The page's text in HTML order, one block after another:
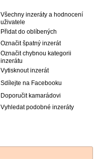
Všechny inzeráty a hodnocení
uživatele
Přidat do oblíbených
Označit špatný inzerát
Označit chybnou kategorii
inzerátu
Vytisknout inzerát
Sdílejte na Facebooku
Doporučit kamarádovi
Vyhledat podobné inzeráty